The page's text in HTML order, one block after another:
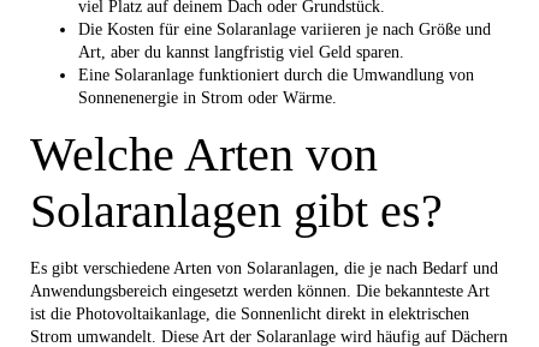
viel Platz auf deinem Dach oder Grundstück.
Die Kosten für eine Solaranlage variieren je nach Größe und
Art, aber du kannst langfristig viel Geld sparen.
Eine Solaranlage funktioniert durch die Umwandlung von
Sonnenenergie in Strom oder Wärme.
Welche Arten von
Solaranlagen gibt es?
Es gibt verschiedene Arten von Solaranlagen, die je nach Bedarf und
Anwendungsbereich eingesetzt werden können. Die bekannteste Art
ist die Photovoltaikanlage, die Sonnenlicht direkt in elektrischen
Strom umwandelt. Diese Art der Solaranlage wird häufig auf Dächern